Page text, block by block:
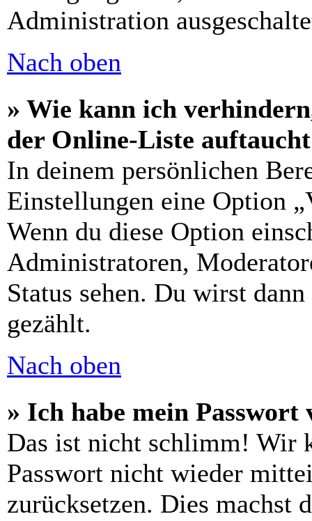
Administration
Nach oben
» Wie kann ich
der Online-Liste
In deinem persönlichen
Einstellungen eine Option
Wenn du diese Option
Administratoren,
Status sehen. Du wirst
gezählt.
Nach oben
» Ich habe mein Passwort
Das ist nicht schlimm! Wir
Passwort nicht wieder
zurücksetzen. Dies machst